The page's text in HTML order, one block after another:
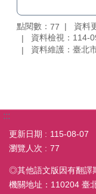
點閱數： 77
資料
資料檢視：114-
資料維護：臺北
:::
更新日期
115-08-07
瀏覽人次
77
◎其他語文版因有翻譯
機關地址：110204 臺